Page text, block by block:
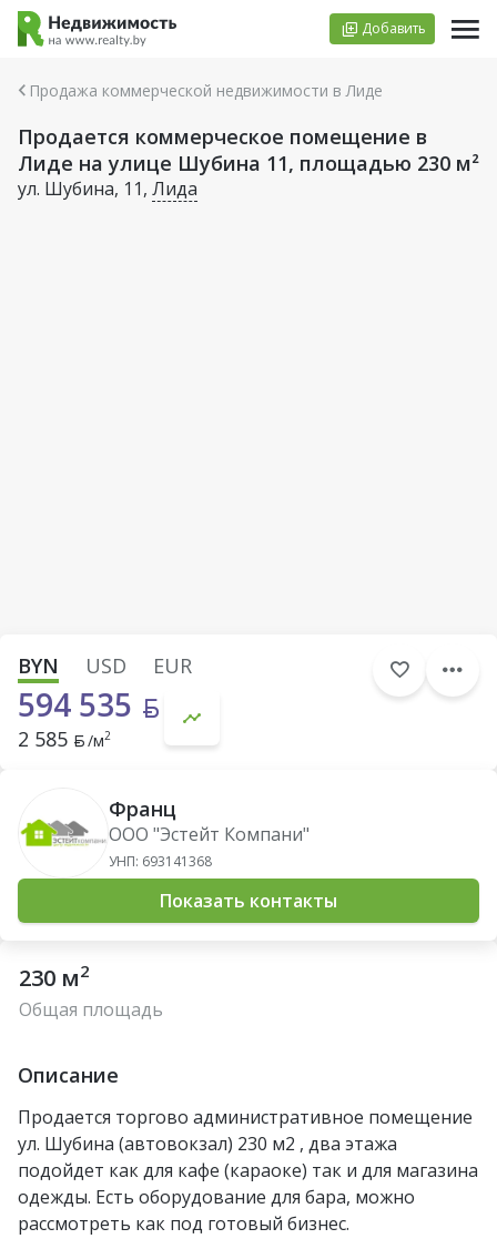
Добавить
Продажа коммерческой недвижимости в Лиде
Продается коммерческое помещение в
Лиде на улице Шубина 11, площадью 230 м²
ул. Шубина, 11, Лида
230 м2
Общая площадь
Описание
Продается торгово административное помещение
ул. Шубина (автовокзал) 230 м2 , два этажа
подойдет как для кафе (караоке) так и для магазина
одежды. Есть оборудование для бара, можно
рассмотреть как под готовый бизнес.
BYN USD EUR
594 535
2 585 /м2
Франц
ООО "Эстейт Компани"
УНП: 693141368
Показать контакты